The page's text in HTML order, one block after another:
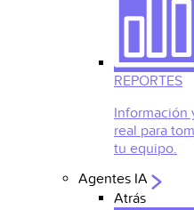
REPORTES
Información
real para
tu equipo.
Agentes IA
Atrás